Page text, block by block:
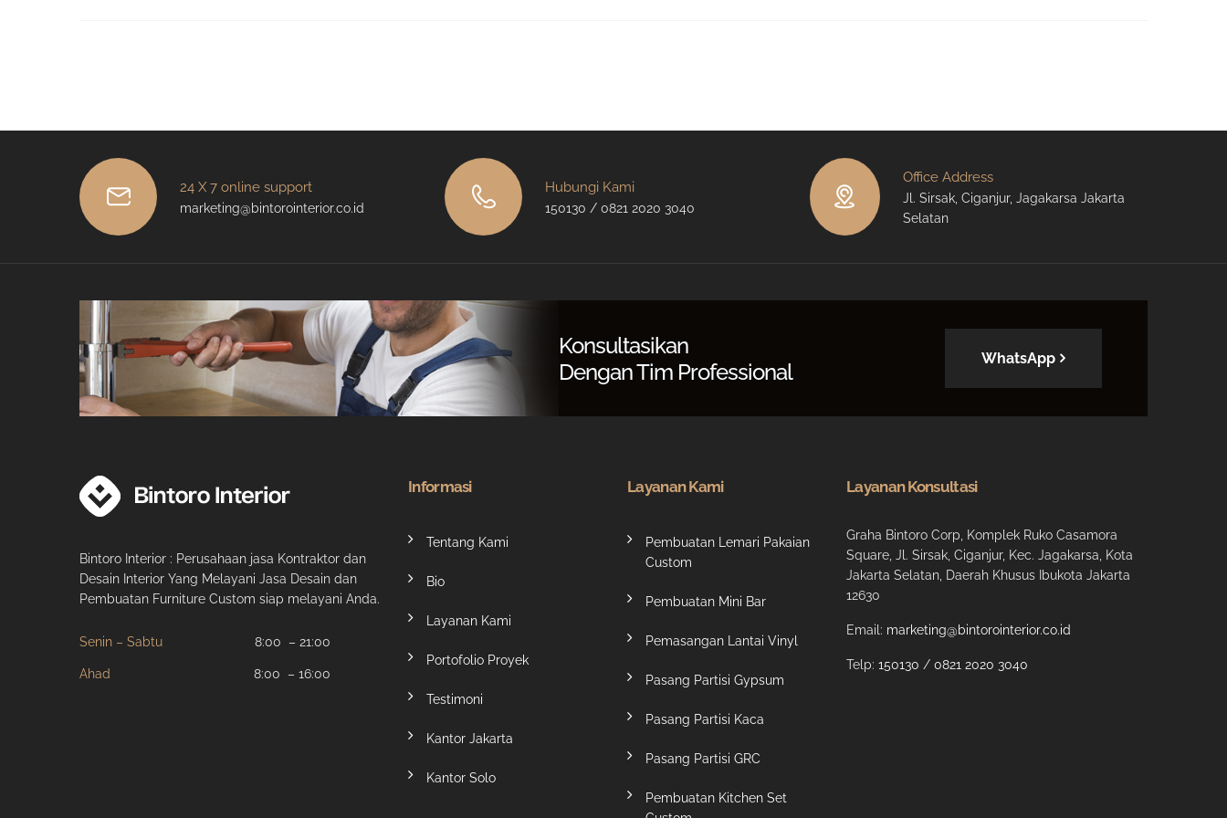
24 X 7 online support
marketing@bintorointerior.co.id
Hubungi Kami
150130 / 0821 2020 3040
Office Address
Jl. Sirsak, Ciganjur, Jagakarsa Jakarta
Selatan
Konsultasikan
Dengan Tim Professional
WhatsApp
Bintoro Interior : Perusahaan jasa Kontraktor dan
Desain Interior Yang Melayani Jasa Desain dan
Pembuatan Furniture Custom siap melayani Anda.
Senin – Sabtu 8:00 – 21:00
Ahad 8:00 – 16:00
Informasi
Tentang Kami
Bio
Layanan Kami
Portofolio Proyek
Testimoni
Kantor Jakarta
Kantor Solo
Layanan Kami
Pembuatan Lemari Pakaian
Custom
Pembuatan Mini Bar
Pemasangan Lantai Vinyl
Pasang Partisi Gypsum
Pasang Partisi Kaca
Pasang Partisi GRC
Pembuatan Kitchen Set
Layanan Konsultasi
Graha Bintoro Corp, Komplek Ruko Casamora
Square, Jl. Sirsak, Ciganjur, Kec. Jagakarsa, Kota
Jakarta Selatan, Daerah Khusus Ibukota Jakarta
12630
Email: marketing@bintorointerior.co.id
Telp: 150130 / 0821 2020 3040